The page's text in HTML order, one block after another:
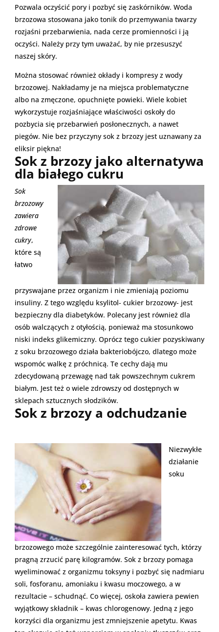
Pozwala oczyścić pory i pozbyć się zaskórników. Woda
brzozowa stosowana jako tonik do przemywania twarzy
rozjaśni przebarwienia, nada cerze promienności i ją
oczyści. Należy przy tym uważać, by nie przesuszyć
naszej skóry.
Można stosować również okłady i kompresy z wody
brzozowej. Nakładamy je na miejsca problematyczne
albo na zmęczone, opuchnięte powieki. Wiele kobiet
wykorzystuje rozjaśniające właściwości oskoły do
pozbycia się przebarwień posłonecznych, a nawet
piegów. Nie bez przyczyny sok z brzozy jest uznawany za
eliksir piękna!
Sok z brzozy jako alternatywa
dla białego cukru
Sok
brzozowy
zawiera
zdrowe
cukry,
które są
łatwo
przyswajane przez organizm i nie zmieniają poziomu
insuliny. Z tego względu ksylitol- cukier brzozowy- jest
bezpieczny dla diabetyków. Polecany jest również dla
osób walczących z otyłością, ponieważ ma stosunkowo
niski indeks glikemiczny. Oprócz tego cukier pozyskiwany
z soku brzozowego działa bakteriobójczo, dlatego może
wspomóc walkę z próchnicą. Te cechy dają mu
zdecydowaną przewagę nad tak powszechnym cukrem
białym. Jest też o wiele zdrowszy od dostępnych w
sklepach sztucznych słodzików.
Sok z brzozy a odchudzanie
Niezwykłe
działanie
soku
brzozowego może szczególnie zainteresować tych, którzy
pragną zrzucić parę kilogramów. Sok z brzozy pomaga
wyeliminować z organizmu toksyny i pozbyć się nadmiaru
soli, fosforanu, amoniaku i kwasu moczowego, a w
rezultacie – schudnąć. Co więcej, oskoła zawiera pewien
wyjątkowy składnik – kwas chlorogenowy. Jedną z jego
korzyści dla organizmu jest zmniejszenie apetytu. Kwas